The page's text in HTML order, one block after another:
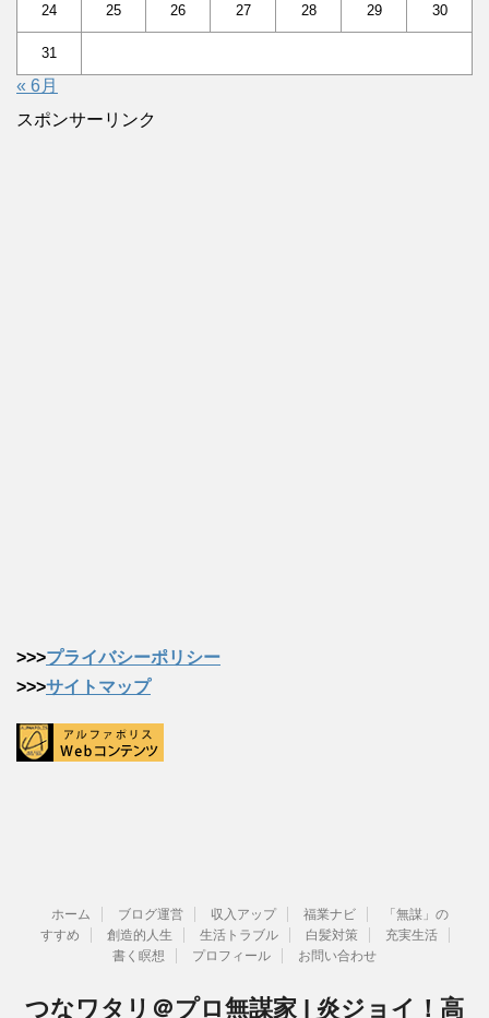
24 25 26 27 28 29 30
31
« 6月
スポンサーリンク
>>>プライバシーポリシー
>>>サイトマップ
ホーム ブログ運営 収入アップ 福業ナビ
「無謀」の
すすめ
創造的人生 生活トラブル 白髪対策
充実生活
書く瞑想
プロフィール お問い合わせ
つなワタリ＠プロ無謀家 | 炎ジョイ！高